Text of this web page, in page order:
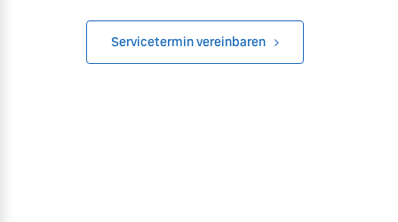
Servicetermin vereinbaren